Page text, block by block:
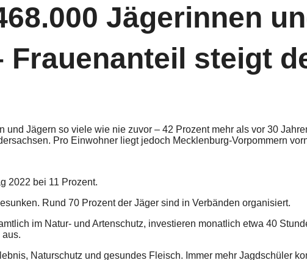
Jägerinnen
Frauenanteil steigt
und Jägern so viele wie nie zuvor – 42 Prozent mehr als vor 30
Pro Einwohner liegt jedoch Mecklenburg-Vorpommern
2022 bei 11 Prozent.
Rund 70 Prozent der Jäger sind in Verbänden organisiert.
im Natur- und Artenschutz, investieren monatlich etwa 40
Naturschutz und gesundes Fleisch. Immer mehr Jagdschüler